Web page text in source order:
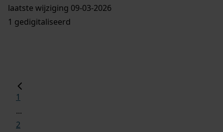
laatste wijziging 09-03-2026
1 gedigitaliseerd
1
...
2